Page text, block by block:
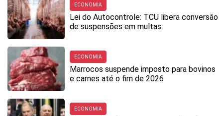
ECONOMIA
Lei do Autocontrole: TCU libera conversão
de suspensões em multas
ECONOMIA
Marrocos suspende imposto para bovinos
e carnes até o fim de 2026
ECONOMIA